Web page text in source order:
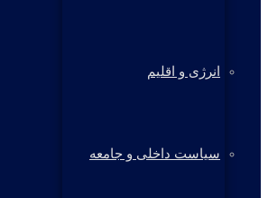
انرژی و اقلیم
سیاست داخلی و جامعه